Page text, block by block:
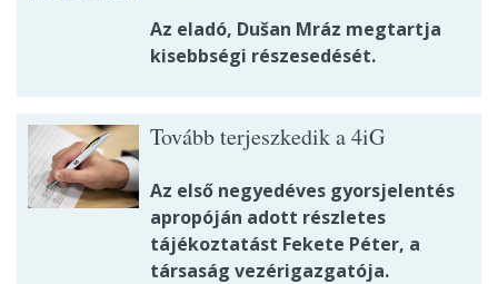
Az eladó, Dušan Mráz megtartja
kisebbségi részesedését.
Tovább terjeszkedik a 4iG
Az első negyedéves gyorsjelentés
apropóján adott részletes
tájékoztatást Fekete Péter, a
társaság vezérigazgatója.